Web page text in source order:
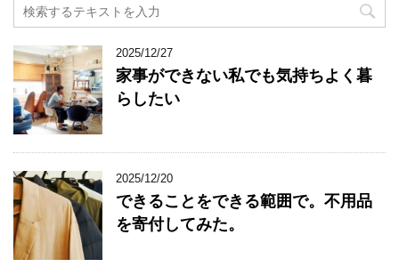
2025/12/27
家事ができない私でも気持ちよく暮
らしたい
2025/12/20
できることをできる範囲で。不用品
を寄付してみた。